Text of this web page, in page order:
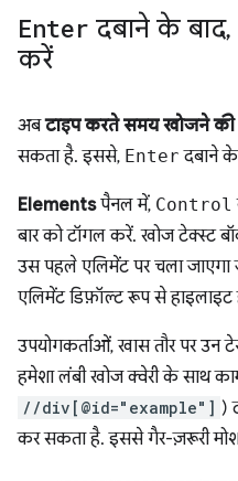
Enter दबाने के बाद,
करें
अबटाइप करते समय खोजने की
सकता है. इससे, Enter दबाने
Elementsपैनल में, Control
बार को टॉगल करें. खोज टेक्स्ट
उस पहले एलिमेंट पर चला जाएगा
एलिमेंट डिफ़ॉल्ट रूप से हाइलाइट
उपयोगकर्ताओं, खास तौर पर उन
हमेशा लंबी खोज क्वेरी के साथ
//div[@id="example"] )
कर सकता है. इससे गैर-ज़रूरी